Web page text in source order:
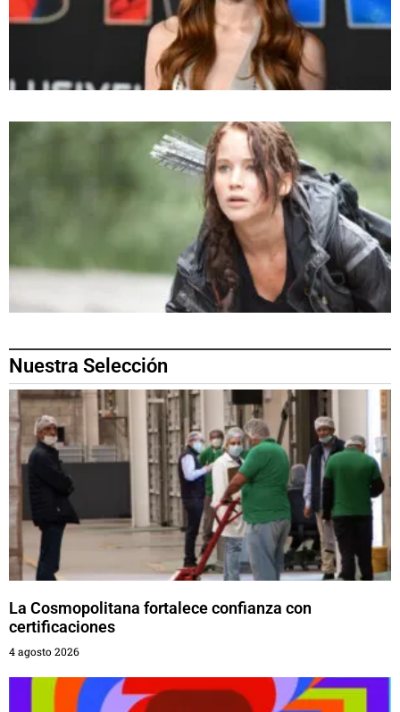
Nuestra Selección
La Cosmopolitana fortalece confianza con
certificaciones
4 agosto 2026